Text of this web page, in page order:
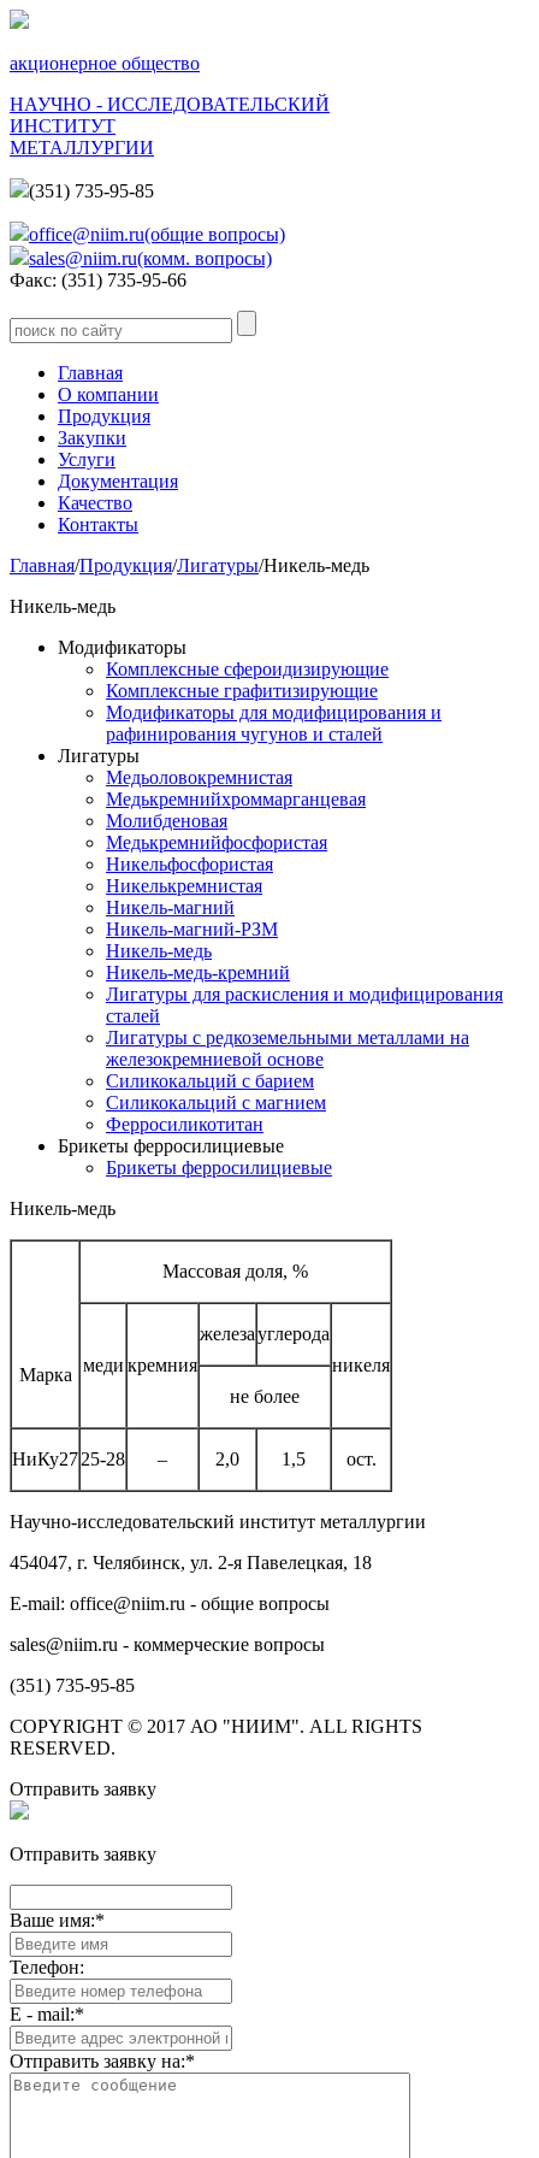
акционерное общество
НАУЧНО - ИССЛЕДОВАТЕЛЬСКИЙ
ИНСТИТУТ
МЕТАЛЛУРГИИ
(351) 735-95-85
office@niim.ru(общие вопросы)
sales@niim.ru(комм. вопросы)
Факс: (351) 735-95-66
Главная
О компании
Продукция
Закупки
Услуги
Документация
Качество
Контакты
Главная/Продукция/Лигатуры/Никель-медь
Никель-медь
Модификаторы
Комплексные сфероидизирующие
Комплексные графитизирующие
Модификаторы для модифицирования и
рафинирования чугунов и сталей
Лигатуры
Медьоловокремнистая
Медькремнийхроммарганцевая
Молибденовая
Медькремнийфосфористая
Никельфосфористая
Никелькремнистая
Никель-магний
Никель-магний-РЗМ
Никель-медь
Никель-медь-кремний
Лигатуры для раскисления и модифицирования
сталей
Лигатуры с редкоземельными металлами на
железокремниевой основе
Силикокальций с барием
Силикокальций с магнием
Ферросиликотитан
Брикеты ферросилициевые
Брикеты ферросилициевые
Никель-медь
Марка
Массовая доля, %
меди кремния
железауглерода
никеля
не более
НиКу2725-28 – 2,0 1,5 ост.
Научно-исследовательский институт металлургии
454047, г. Челябинск, ул. 2-я Павелецкая, 18
E-mail: office@niim.ru - общие вопросы
sales@niim.ru - коммерческие вопросы
(351) 735-95-85
COPYRIGHT © 2017 АО "НИИМ". ALL RIGHTS
RESERVED.
Отправить заявку
Отправить заявку
Ваше имя:*
Телефон:
E - mail:*
Отправить заявку на:*